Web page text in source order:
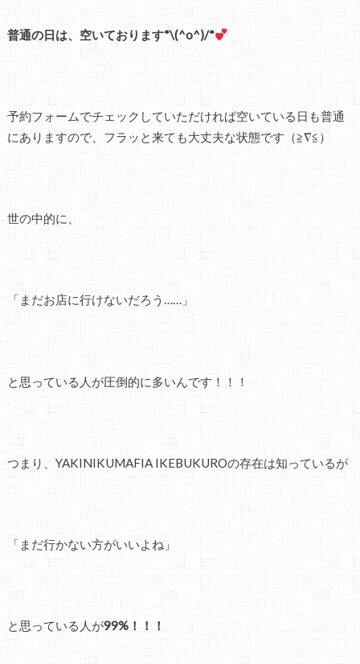
普通の日は、空いております*\(^o^)/*
予約フォームでチェックしていただければ空いている日も普通
にありますので、フラッと来ても大丈夫な状態です（≧∇≦）
世の中的に、
「まだお店に行けないだろう……」
と思っている人が圧倒的に多いんです！！！
つまり、YAKINIKUMAFIA IKEBUKUROの存在は知っているが
「まだ行かない方がいいよね」
と思っている人が99%！！！